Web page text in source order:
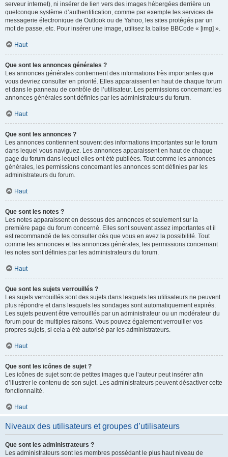
serveur internet), ni insérer de lien vers des images hébergées derrière un
quelconque système d’authentification, comme par exemple les services de
messagerie électronique de Outlook ou de Yahoo, les sites protégés par un
mot de passe, etc. Pour insérer une image, utilisez la balise BBCode « [img] ».
Haut
Que sont les annonces générales ?
Les annonces générales contiennent des informations très importantes que
vous devriez consulter en priorité. Elles apparaissent en haut de chaque forum
et dans le panneau de contrôle de l’utilisateur. Les permissions concernant les
annonces générales sont définies par les administrateurs du forum.
Haut
Que sont les annonces ?
Les annonces contiennent souvent des informations importantes sur le forum
dans lequel vous naviguez. Les annonces apparaissent en haut de chaque
page du forum dans lequel elles ont été publiées. Tout comme les annonces
générales, les permissions concernant les annonces sont définies par les
administrateurs du forum.
Haut
Que sont les notes ?
Les notes apparaissent en dessous des annonces et seulement sur la
première page du forum concerné. Elles sont souvent assez importantes et il
est recommandé de les consulter dès que vous en avez la possibilité. Tout
comme les annonces et les annonces générales, les permissions concernant
les notes sont définies par les administrateurs du forum.
Haut
Que sont les sujets verrouillés ?
Les sujets verrouillés sont des sujets dans lesquels les utilisateurs ne peuvent
plus répondre et dans lesquels les sondages sont automatiquement expirés.
Les sujets peuvent être verrouillés par un administrateur ou un modérateur du
forum pour de multiples raisons. Vous pouvez également verrouiller vos
propres sujets, si cela a été autorisé par les administrateurs.
Haut
Que sont les icônes de sujet ?
Les icônes de sujet sont de petites images que l’auteur peut insérer afin
d’illustrer le contenu de son sujet. Les administrateurs peuvent désactiver cette
fonctionnalité.
Haut
Niveaux des utilisateurs et groupes d’utilisateurs
Que sont les administrateurs ?
Les administrateurs sont les membres possédant le plus haut niveau de